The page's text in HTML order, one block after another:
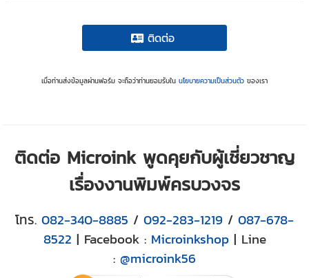
ติดต่อ
เมื่อท่านส่งข้อมูลผ่านฟอร์ม จะถือว่าท่านยอมรับใน นโยบายความเป็นส่วนตัว ของเรา
ติดต่อ Microink พูดคุยกับผู้เชี่ยวชาญ
เรื่องงานพิมพ์ครบวงจร
โทร. 082-340-8885 / 092-283-1219 / 087-678-
8522 | Facebook : Microinkshop| Line
: @microink56